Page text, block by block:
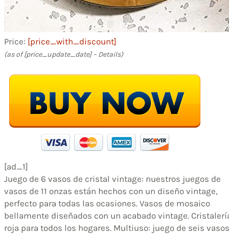
Price: [price_with_discount]
(as of [price_update_date] – Details)
[ad_1]
Juego de 6 vasos de cristal vintage: nuestros juegos de
vasos de 11 onzas están hechos con un diseño vintage,
perfecto para todas las ocasiones. Vasos de mosaico
bellamente diseñados con un acabado vintage.
roja para todos los hogares. Multiuso: juego de seis vasos